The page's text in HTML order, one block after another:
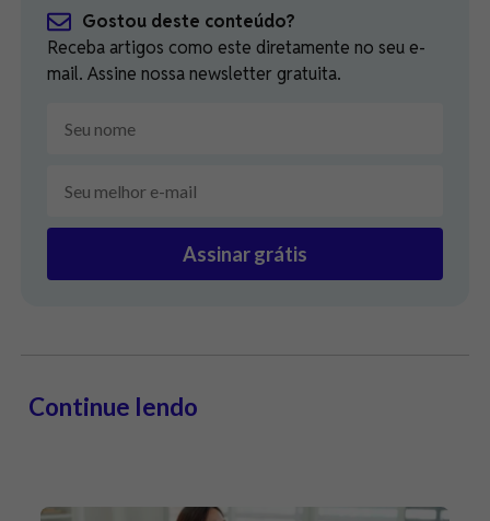
Gostou deste conteúdo?
Receba artigos como este diretamente no seu e-
mail. Assine nossa newsletter gratuita.
Assinar grátis
Continue lendo